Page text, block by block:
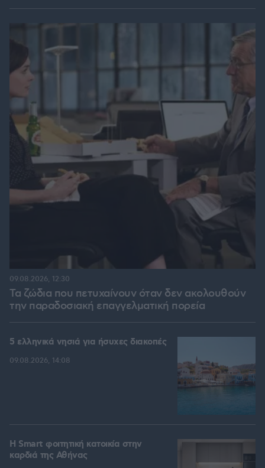
Τα ζώδια που πετυχαίνουν όταν δεν ακολουθούν
την παραδοσιακή επαγγελματική πορεία
09.08.2026, 12:30
5 ελληνικά νησιά για ήσυχες διακοπές
09.08.2026, 14:08
Η Smart φοιτητική κατοικία στην
καρδιά της Αθήνας